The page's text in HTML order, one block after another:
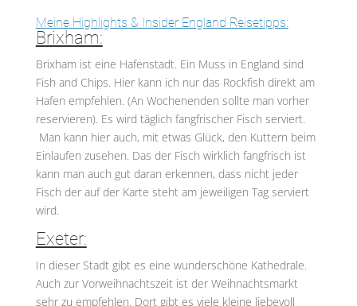
Meine Highlights & Insider England Reisetipps:
Brixham:
Brixham ist eine Hafenstadt. Ein Muss in England sind
Fish and Chips. Hier kann ich nur das Rockfish direkt am
Hafen empfehlen. (An Wochenenden sollte man vorher
reservieren). Es wird täglich fangfrischer Fisch serviert.
Man kann hier auch, mit etwas Glück, den Kuttern beim
Einlaufen zusehen. Das der Fisch wirklich fangfrisch ist
kann man auch gut daran erkennen, dass nicht jeder
Fisch der auf der Karte steht am jeweiligen Tag serviert
wird.
Exeter:
In dieser Stadt gibt es eine wunderschöne Kathedrale.
Auch zur Vorweihnachtszeit ist der Weihnachtsmarkt
sehr zu empfehlen. Dort gibt es viele kleine liebevoll